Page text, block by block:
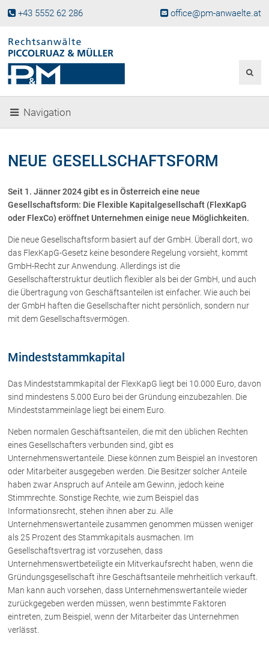
+43 5552 62 286 office@pm-anwaelte.at
Fachgebiete
Gesellschaftsgründung &
Beteiligungen
Immobilienrecht, Bauträgerrecht
Erbrecht
Familienrecht und Scheidungen
Schiedsgerichtsbarkeit
Skiunfälle in Österreich
Über uns
Kanzleiteam
Download
Anwälte
Dr. Stefan Müller
Dr. Petra Piccolruaz
Mag. Patrick Piccolruaz
Dr. Roland Piccolruaz †
Mag. Raphaela Klotz
Rechtsnews
Publikationen
Paragraphen & Mehr
Medien
Navigation
NEUE GESELLSCHAFTSFORM
Seit 1. Jänner 2024 gibt es in Österreich eine neue
Gesellschaftsform: Die Flexible Kapitalgesellschaft (FlexKapG
oder FlexCo) eröffnet Unternehmen einige neue Möglichkeiten.
Die neue Gesellschaftsform basiert auf der GmbH. Überall dort, wo
das FlexKapG-Gesetz keine besondere Regelung vorsieht, kommt
GmbH-Recht zur Anwendung. Allerdings ist die
Gesellschafterstruktur deutlich flexibler als bei der GmbH, und auch
die Übertragung von Geschäftsanteilen ist einfacher. Wie auch bei
der GmbH haften die Gesellschafter nicht persönlich, sondern nur
mit dem Gesellschaftsvermögen.
Mindeststammkapital
Das Mindeststammkapital der FlexKapG liegt bei 10.000 Euro, davon
sind mindestens 5.000 Euro bei der Gründung einzubezahlen. Die
Mindeststammeinlage liegt bei einem Euro.
Neben normalen Geschäftsanteilen, die mit den üblichen Rechten
eines Gesellschafters verbunden sind, gibt es
Unternehmenswertanteile. Diese können zum Beispiel an Investoren
oder Mitarbeiter ausgegeben werden. Die Besitzer solcher Anteile
haben zwar Anspruch auf Anteile am Gewinn, jedoch keine
Stimmrechte. Sonstige Rechte, wie zum Beispiel das
Informationsrecht, stehen ihnen aber zu. Alle
Unternehmenswertanteile zusammen genommen müssen weniger
als 25 Prozent des Stammkapitals ausmachen. Im
Gesellschaftsvertrag ist vorzusehen, dass
Unternehmenswertbeteiligte ein Mitverkaufsrecht haben, wenn die
Gründungsgesellschaft ihre Geschäftsanteile mehrheitlich verkauft.
Man kann auch vorsehen, dass Unternehmenswertanteile wieder
zurückgegeben werden müssen, wenn bestimmte Faktoren
eintreten, zum Beispiel, wenn der Mitarbeiter das Unternehmen
verlässt.